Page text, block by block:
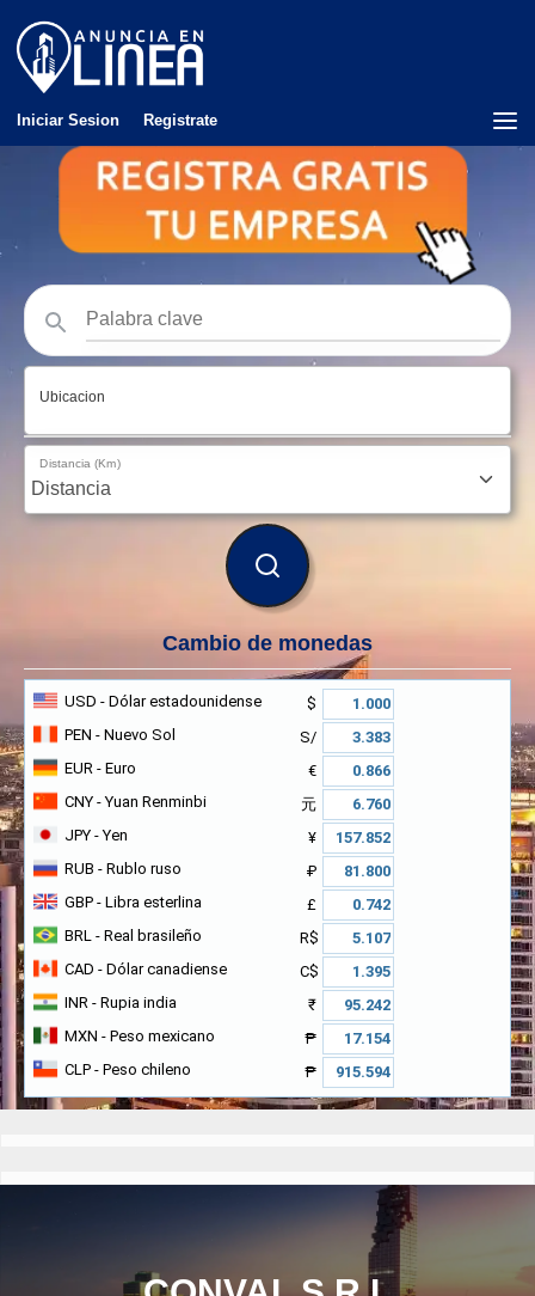
Iniciar Sesion Registrate
Ubicacion
Distancia (Km)
BUSCAR
Cambio de monedas
USD - Dólar estadounidense
$
PEN - Nuevo Sol
S/
EUR - Euro
€
CNY - Yuan Renminbi
元
JPY - Yen
¥
RUB - Rublo ruso
₽
GBP - Libra esterlina
£
BRL - Real brasileño
R$
CAD - Dólar canadiense
C$
INR - Rupia india
₹
MXN - Peso mexicano
₱
CLP - Peso chileno ₱